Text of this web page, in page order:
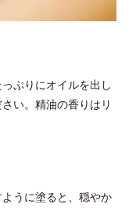
ぷりにオイルを出し
い。精油の香りはリ
うに塗ると、穏やか